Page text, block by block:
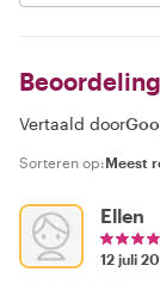
Vertaald door
Sorteren op:
Ellen
12 juli